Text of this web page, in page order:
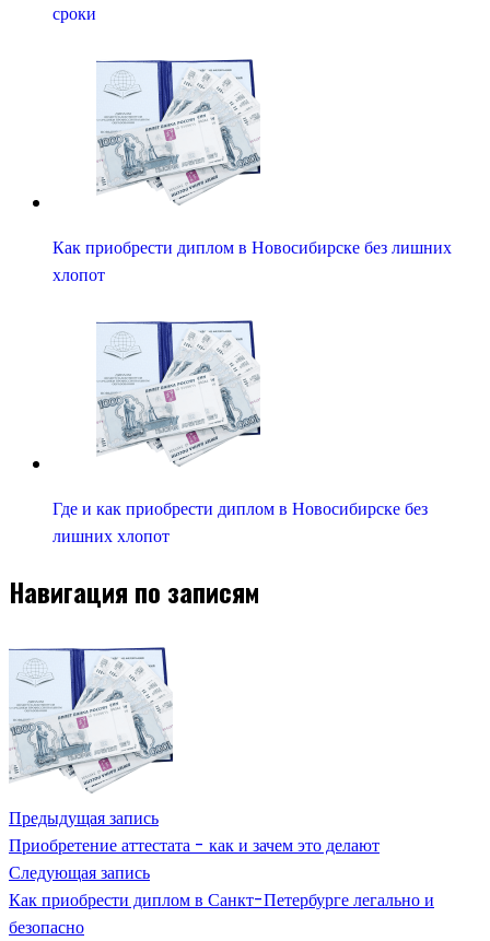
сроки
Как приобрести диплом в Новосибирске без лишних
хлопот
Где и как приобрести диплом в Новосибирске без
лишних хлопот
Навигация по записям
Предыдущая запись
Приобретение аттестата - как и зачем это делают
Следующая запись
Как приобрести диплом в Санкт-Петербурге легально и
безопасно